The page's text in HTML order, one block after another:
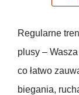
Regularne
plusy –
co łatwo
biegania,